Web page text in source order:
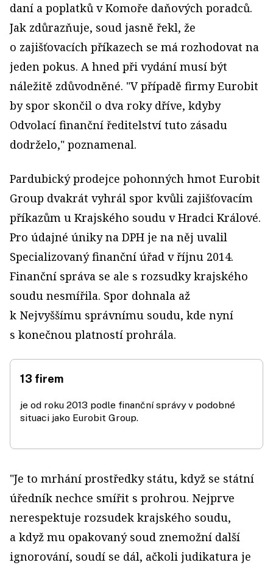
daní a poplatků v Komoře daňových poradců.
Jak zdůrazňuje, soud jasně řekl, že
o zajišťovacích příkazech se má rozhodovat na
jeden pokus. A hned při vydání musí být
náležitě zdůvodněné. "V případě firmy Eurobit
by spor skončil o dva roky dříve, kdyby
Odvolací finanční ředitelství tuto zásadu
dodrželo," poznamenal.
Pardubický prodejce pohonných hmot Eurobit
Group dvakrát vyhrál spor kvůli zajišťovacím
příkazům u Krajského soudu v Hradci Králové.
Pro údajné úniky na DPH je na něj uvalil
Specializovaný finanční úřad v říjnu 2014.
Finanční správa se ale s rozsudky krajského
soudu nesmířila. Spor dohnala až
k Nejvyššímu správnímu soudu, kde nyní
s konečnou platností prohrála.
13 firem
je od roku 2013 podle finanční správy v podobné
situaci jako Eurobit Group.
"Je to mrhání prostředky státu, když se státní
úředník nechce smířit s prohrou. Nejprve
nerespektuje rozsudek krajského soudu,
a když mu opakovaný soud znemožní další
ignorování, soudí se dál, ačkoli judikatura je